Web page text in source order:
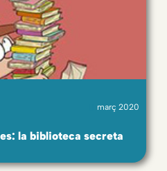
març 2020
la biblioteca secreta